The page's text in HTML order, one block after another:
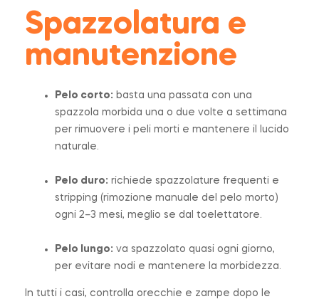
Spazzolatura e
manutenzione
Pelo corto: basta una passata con una
spazzola morbida una o due volte a settimana
per rimuovere i peli morti e mantenere il lucido
naturale.
Pelo duro: richiede spazzolature frequenti e
stripping (rimozione manuale del pelo morto)
ogni 2–3 mesi, meglio se dal toelettatore.
Pelo lungo: va spazzolato quasi ogni giorno,
per evitare nodi e mantenere la morbidezza.
In tutti i casi, controlla orecchie e zampe dopo le